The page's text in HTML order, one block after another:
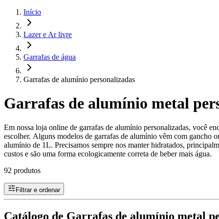
Início
Lazer e Ar livre
Garrafas de água
Garrafas de alumínio personalizadas
Garrafas de alumínio metal
Em nossa loja online de garrafas de alumínio personalizadas, você
escolher. Alguns modelos de garrafas de alumínio vêm com gancho
alumínio de 1L. Precisamos sempre nos manter hidratados,
custos e são uma forma ecologicamente correta de beber mais água.
92 produtos
Filtrar e ordenar
Catálogo de Garrafas de alumínio metal